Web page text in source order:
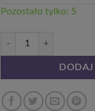
Pozostało tylko: 5
ilość Berberys 'Indian